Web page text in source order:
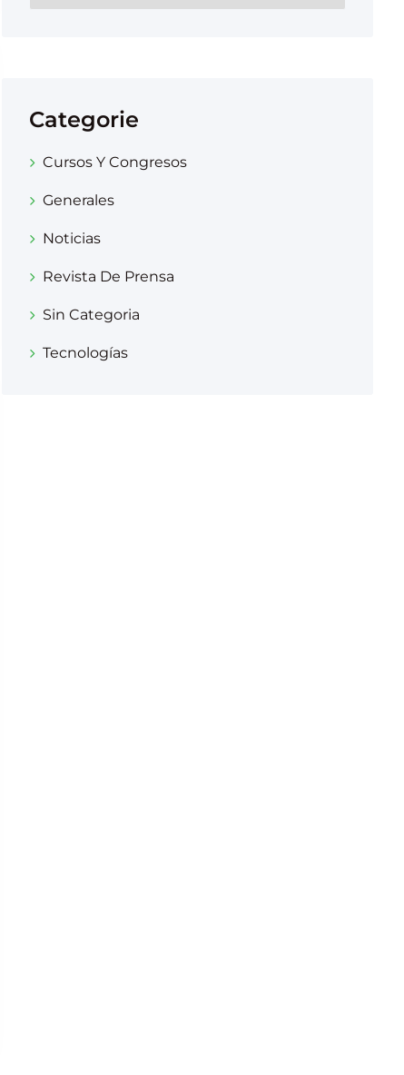
Categorie
Cursos Y Congresos
Generales
Noticias
Revista De Prensa
Sin Categoria
Tecnologías